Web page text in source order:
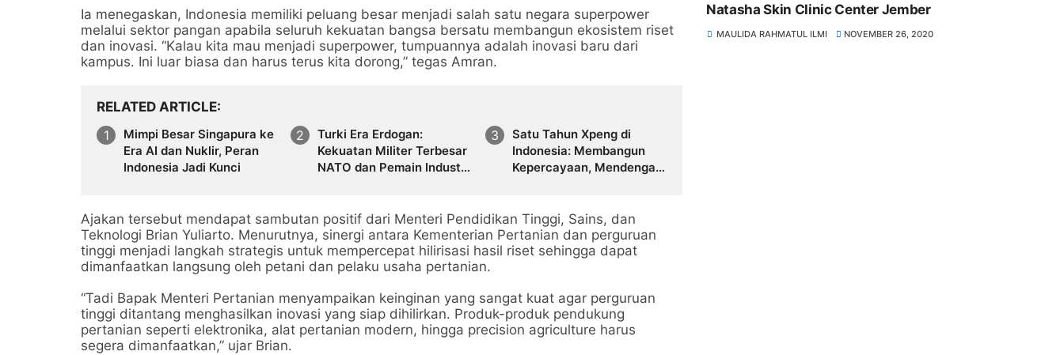
Ia menegaskan, Indonesia memiliki peluang besar menjadi salah satu negara superpower
melalui sektor pangan apabila seluruh kekuatan bangsa bersatu membangun ekosistem riset
dan inovasi. “Kalau kita mau menjadi superpower, tumpuannya adalah inovasi baru dari
kampus. Ini luar biasa dan harus terus kita dorong,” tegas Amran.
RELATED ARTICLE
Mimpi Besar Singapura ke
Era AI dan Nuklir, Peran
Indonesia Jadi Kunci
Turki Era Erdogan:
Kekuatan Militer Terbesar
NATO dan Pemain Industri
Satu Tahun Xpeng di
Indonesia: Membangun
Kepercayaan, Mendengar,
Ajakan tersebut mendapat sambutan positif dari Menteri Pendidikan Tinggi, Sains, dan
Teknologi Brian Yuliarto. Menurutnya, sinergi antara Kementerian Pertanian dan perguruan
tinggi menjadi langkah strategis untuk mempercepat hilirisasi hasil riset sehingga dapat
dimanfaatkan langsung oleh petani dan pelaku usaha pertanian.
“Tadi Bapak Menteri Pertanian menyampaikan keinginan yang sangat kuat agar perguruan
tinggi ditantang menghasilkan inovasi yang siap dihilirkan. Produk-produk pendukung
pertanian seperti elektronika, alat pertanian modern, hingga precision agriculture harus
segera dimanfaatkan,” ujar Brian.
Natasha Skin Clinic Center Jember
MAULIDA RAHMATUL ILMI NOVEMBER 26, 2020